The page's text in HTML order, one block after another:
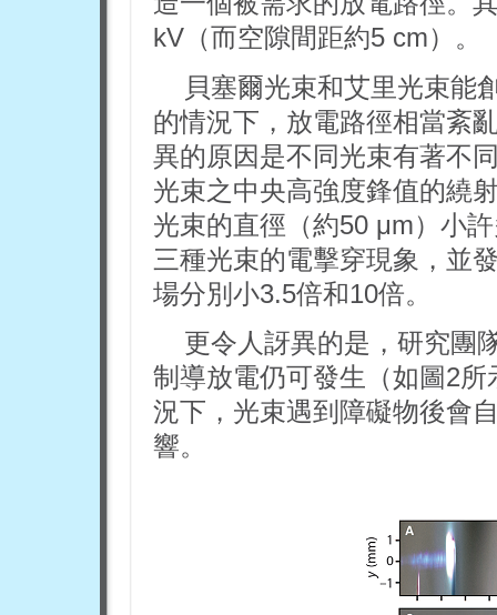
kV（而空隙間距約5 cm）。
貝塞爾光束和艾里光束能
的情況下，放電路徑相當紊
異的原因是不同光束有著不
光束之中央高強度鋒值的繞
光束的直徑（約50 μm）小
三種光束的電擊穿現象，並
場分別小3.5倍和10倍。
更令人訝異的是，研究團
制導放電仍可發生（如圖2
況下，光束遇到障礙物後會
響。